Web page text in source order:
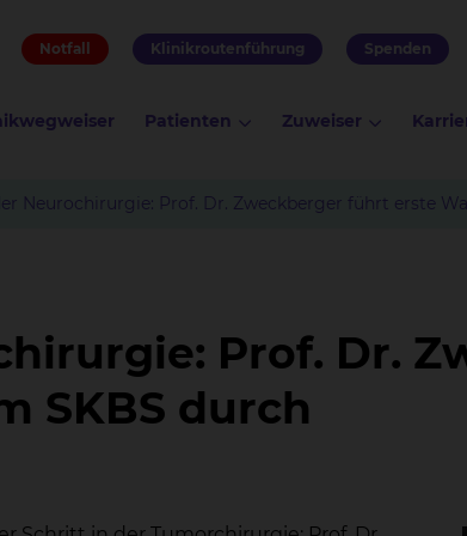
Notfall Klinikroutenführung Spenden
Patienten Zuweiser
Neurochirurgie: Prof. Dr. Zweckberger führt erste
Prof. Dr.
SKBS durch